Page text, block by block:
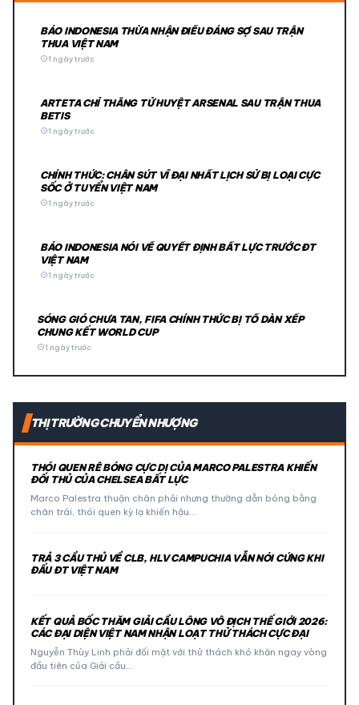
BÁO INDONESIA THỪA NHẬN ĐIỀU ĐÁNG SỢ SAU TRẬN
THUA VIỆT NAM
schedule1 ngày trước
ARTETA CHỈ THẲNG TỬ HUYỆT ARSENAL SAU TRẬN THUA
BETIS
schedule1 ngày trước
CHÍNH THỨC: CHÂN SÚT VĨ ĐẠI NHẤT LỊCH SỬ BỊ LOẠI CỰC
SỐC Ở TUYỂN VIỆT NAM
schedule1 ngày trước
BÁO INDONESIA NÓI VỀ QUYẾT ĐỊNH BẤT LỰC TRƯỚC ĐT
VIỆT NAM
schedule1 ngày trước
SÓNG GIÓ CHƯA TAN, FIFA CHÍNH THỨC BỊ TỐ DÀN XẾP
CHUNG KẾT WORLD CUP
schedule1 ngày trước
THỊ TRƯỜNG CHUYỂN NHƯỢNG
THÓI QUEN RÊ BÓNG CỰC DỊ CỦA MARCO PALESTRA KHIẾN
ĐỐI THỦ CỦA CHELSEA BẤT LỰC
Marco Palestra thuận chân phải nhưng thường dẫn bóng bằng
chân trái, thói quen kỳ lạ khiến hậu…
TRẢ 3 CẦU THỦ VỀ CLB, HLV CAMPUCHIA VẪN NÓI CỨNG KHI
ĐẤU ĐT VIỆT NAM
KẾT QUẢ BỐC THĂM GIẢI CẦU LÔNG VÔ ĐỊCH THẾ GIỚI 2026:
CÁC ĐẠI DIỆN VIỆT NAM NHẬN LOẠT THỬ THÁCH CỰC ĐẠI
Nguyễn Thùy Linh phải đối mặt với thử thách khó khăn ngay vòng
đầu tiên của Giải cầu…